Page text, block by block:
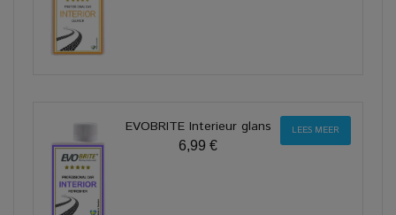
EVOBRITE Interieur glans
6,99 €
LEES MEER